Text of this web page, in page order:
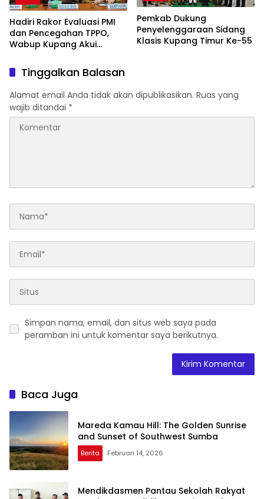
Hadiri Rakor Evaluasi PMI
dan Pencegahan TPPO,
Wabup Kupang Akui
Bermasalah
Pemkab Dukung
Penyelenggaraan Sidang
Klasis Kupang Timur Ke-55
Tinggalkan Balasan
Alamat email Anda tidak akan dipublikasikan. Ruas yang
wajib ditandai *
Simpan nama, email, dan situs web saya pada
peramban ini untuk komentar saya berikutnya.
Baca Juga
Mareda Kamau Hill: The Golden Sunrise
and Sunset of Southwest Sumba
Berita Februari 14, 2026
Mendikdasmen Pantau Sekolah Rakyat